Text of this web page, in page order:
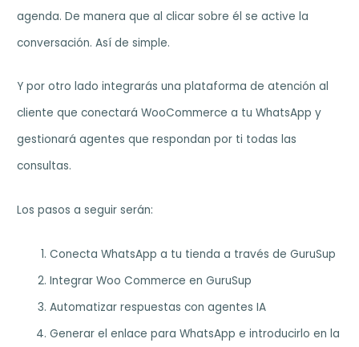
agenda. De manera que al clicar sobre él se active la
conversación. Así de simple.
Y por otro lado integrarás una plataforma de atención al
cliente que conectará WooCommerce a tu WhatsApp y
gestionará agentes que respondan por ti todas las
consultas.
Los pasos a seguir serán:
Conecta WhatsApp a tu tienda a través de GuruSup
Integrar Woo Commerce en GuruSup
Automatizar respuestas con agentes IA
Generar el enlace para WhatsApp e introducirlo en la